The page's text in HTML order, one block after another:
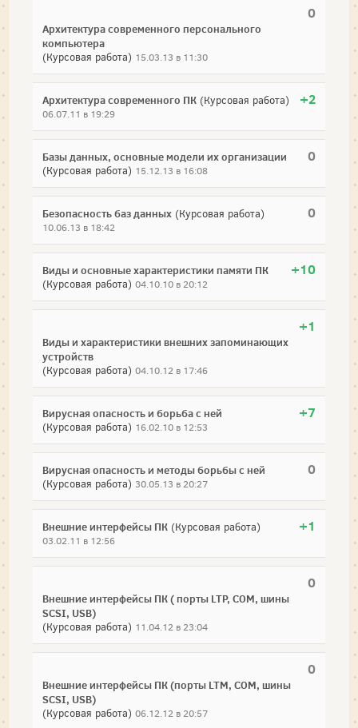
0
Архитектура современного персонального
компьютера
(Курсовая работа) 15.03.13 в 11:30
+2
Архитектура современного ПК (Курсовая работа)
06.07.11 в 19:29
0
Базы данных, основные модели их организации
(Курсовая работа) 15.12.13 в 16:08
0
Безопасность баз данных (Курсовая работа)
10.06.13 в 18:42
+10
Виды и основные характеристики памяти ПК
(Курсовая работа) 04.10.10 в 20:12
+1
Виды и характеристики внешних запоминающих
устройств
(Курсовая работа) 04.10.12 в 17:46
+7
Вирусная опасность и борьба с ней
(Курсовая работа) 16.02.10 в 12:53
0
Вирусная опасность и методы борьбы с ней
(Курсовая работа) 30.05.13 в 20:27
+1
Внешние интерфейсы ПК (Курсовая работа)
03.02.11 в 12:56
0
Внешние интерфейсы ПК ( порты LTP, COM, шины
SCSI, USB)
(Курсовая работа) 11.04.12 в 23:04
0
Внешние интерфейсы ПК (порты LTM, COM, шины
SCSI, USB)
(Курсовая работа) 06.12.12 в 20:57